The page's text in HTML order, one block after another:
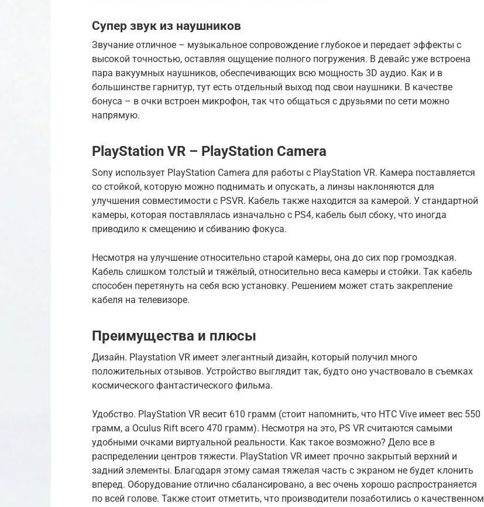
Супер звук из наушников
Звучание отличное – музыкальное сопровождение глубокое и передает эффекты с
высокой точностью, оставляя ощущение полного погружения. В девайс уже встроена
пара вакуумных наушников, обеспечивающих всю мощность 3D аудио. Как и в
большинстве гарнитур, тут есть отдельный выход под свои наушники. В качестве
бонуса – в очки встроен микрофон, так что общаться с друзьями по сети можно
напрямую.
PlayStation VR – PlayStation Camera
Sony использует PlayStation Camera для работы с PlayStation VR. Камера поставляется
со стойкой, которую можно поднимать и опускать, а линзы наклоняются для
улучшения совместимости с PSVR. Кабель также находится за камерой. У стандартной
камеры, которая поставлялась изначально с PS4, кабель был сбоку, что иногда
приводило к смещению и сбиванию фокуса.
Несмотря на улучшение относительно старой камеры, она до сих пор громоздкая.
Кабель слишком толстый и тяжёлый, относительно веса камеры и стойки. Так кабель
способен перетянуть на себя всю установку. Решением может стать закрепление
кабеля на телевизоре.
Преимущества и плюсы
Дизайн. Playstation VR имеет элегантный дизайн, который получил много
положительных отзывов. Устройство выглядит так, будто оно участвовало в съемках
космического фантастического фильма.
Удобство. PlayStation VR весит 610 грамм (стоит напомнить, что HTC Vive имеет вес 550
грамм, а Oculus Rift всего 470 грамм). Несмотря на это, PS VR считаются самыми
удобными очками виртуальной реальности. Как такое возможно? Дело все в
распределении центров тяжести. PlayStation VR имеет прочно закрытый верхний и
задний элементы. Благодаря этому самая тяжелая часть с экраном не будет клонить
вперед. Оборудование отлично сбалансировано, а вес очень хорошо распространяется
по всей голове. Также стоит отметить, что производители позаботились о качественном